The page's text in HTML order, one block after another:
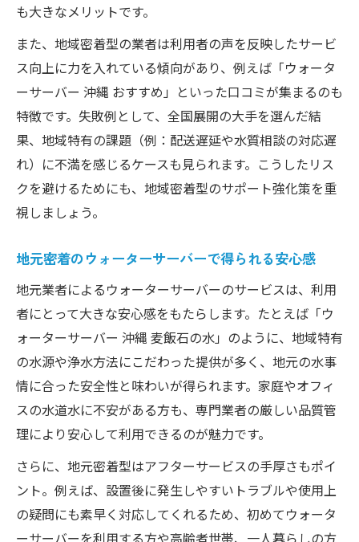
も大きなメリットです。
また、地域密着型の業者は利用者の声を反映したサービ
ス向上に力を入れている傾向があり、例えば「ウォータ
ーサーバー 沖縄 おすすめ」といった口コミが集まるのも
特徴です。失敗例として、全国展開の大手を選んだ結
果、地域特有の課題（例：配送遅延や水質相談の対応遅
れ）に不満を感じるケースも見られます。こうしたリス
クを避けるためにも、地域密着型のサポート強化策を重
視しましょう。
地元密着のウォーターサーバーで得られる安心感
地元業者によるウォーターサーバーのサービスは、利用
者にとって大きな安心感をもたらします。たとえば「ウ
ォーターサーバー 沖縄 麦飯石の水」のように、地域特有
の水源や浄水方法にこだわった提供が多く、地元の水事
情に合った安全性と味わいが得られます。家庭やオフィ
スの水道水に不安がある方も、専門業者の厳しい品質管
理により安心して利用できるのが魅力です。
さらに、地元密着型はアフターサービスの手厚さもポイ
ント。例えば、設置後に発生しやすいトラブルや使用上
の疑問にも素早く対応してくれるため、初めてウォータ
ーサーバーを利用する方や高齢者世帯、一人暮らしの方